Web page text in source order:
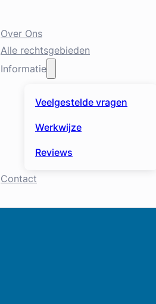
Over Ons
Alle rechtsgebieden
Informatie
Veelgestelde vragen
Werkwijze
Reviews
Contact